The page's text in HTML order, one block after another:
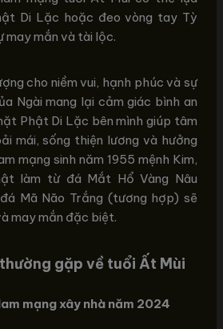
Di Lặc hoặc đeo vòng tay Tỳ
may mắn và tài lộc.
cho niềm vui, hạnh phúc và sự
Ngài mang lại cảm giác bình an
Phật Di Lặc bên mình giúp tâm
mái, sống thiện lương và hưởng
mạng sinh năm 1955 mệnh Kim,
làm từ đá Mắt Hổ Vàng Nâu
Mã Não Trắng (tương hợp) sẽ
may mắn đặc biệt.
gặp về tuổi Ất Mùi
mạng xây nhà năm 2024